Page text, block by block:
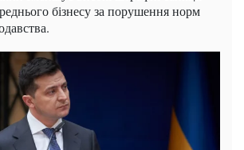
бізнесу за порушення норм